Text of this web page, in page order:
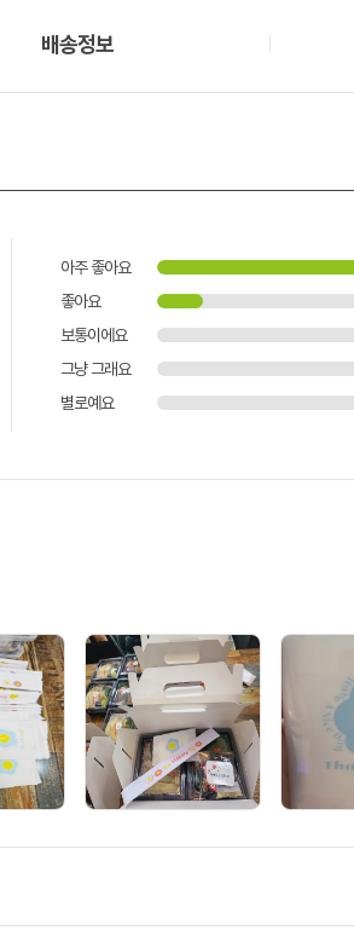
배송정보
아주 좋아요
좋아요
보통이에요
그냥 그래요
별로예요